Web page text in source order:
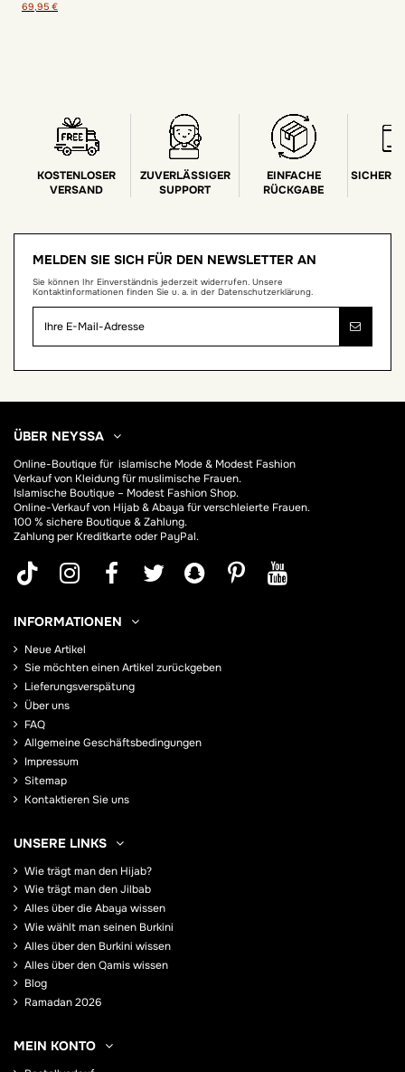
69,95 €
KOSTENLOSER
VERSAND
ZUVERLÄSSIGER
SUPPORT
EINFACHE
RÜCKGABE
SICHERE
MELDEN SIE SICH FÜR DEN NEWSLETTER AN
Sie können Ihr Einverständnis jederzeit widerrufen. Unsere
Kontaktinformationen finden Sie u. a. in der Datenschutzerklärung.
ÜBER NEYSSA
Online-Boutique für islamische Mode & Modest Fashion
Verkauf von Kleidung für muslimische Frauen.
Islamische Boutique – Modest Fashion Shop.
Online-Verkauf von Hijab &Abaya für verschleierte Frauen.
100 % sichere Boutique & Zahlung.
Zahlung per Kreditkarte oder PayPal.
INFORMATIONEN
Neue Artikel
Sie möchten einen Artikel zurückgeben
Lieferungsverspätung
Über uns
FAQ
Allgemeine Geschäftsbedingungen
Impressum
Sitemap
Kontaktieren Sie uns
UNSERE LINKS
Wie trägt man den Hijab?
Wie trägt man den Jilbab
Alles über die Abaya wissen
Wie wählt man seinen Burkini
Alles über den Burkini wissen
Alles über den Qamis wissen
Blog
Ramadan 2026
MEIN KONTO